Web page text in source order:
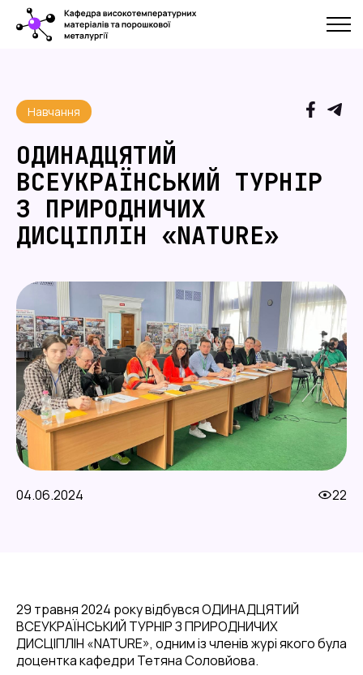
Навчання
ОДИНАДЦЯТИЙ
ВСЕУКРАЇНСЬКИЙ ТУРНІР
З ПРИРОДНИЧИХ
ДИСЦІПЛІН «NATURE»
04.06.2024 22
29 травня 2024 року відбувся ОДИНАДЦЯТИЙ
ВСЕУКРАЇНСЬКИЙ ТУРНІР З ПРИРОДНИЧИХ
ДИСЦІПЛІН «NATURE», одним із членів журі якого була
доцентка кафедри Тетяна Соловйова.